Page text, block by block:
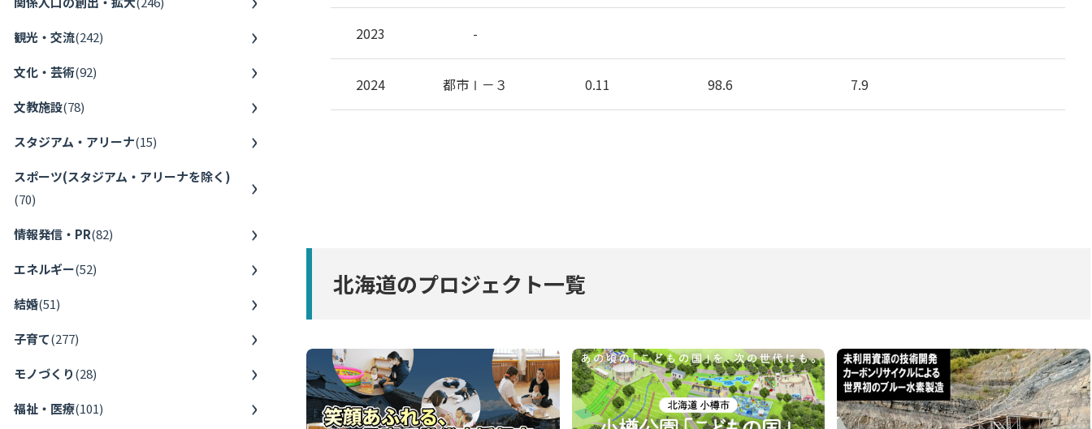
観光・交流(242)
文化・芸術(92)
文教施設(78)
スタジアム・アリーナ(15)
スポーツ(スタジアム・アリーナを除く)
(70)
情報発信・PR(82)
エネルギー(52)
結婚(51)
子育て(277)
モノづくり(28)
福祉・医療(101)
2023 -
2024 都市Ⅰ－３ 0.11 98.6 7.9
北海道のプロジェクト一覧